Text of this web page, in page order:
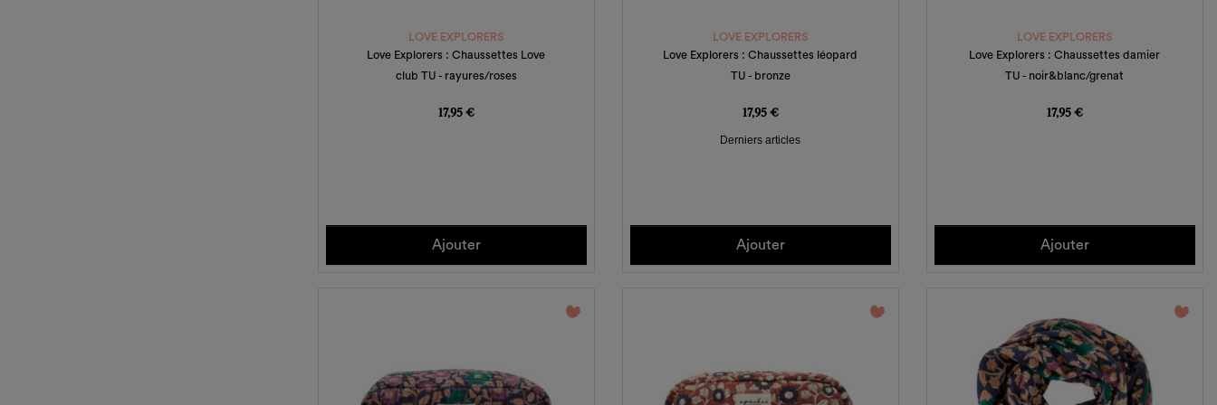
LOVE EXPLORERS
Love Explorers : Chaussettes Love
club TU - rayures/roses
17,95 €
Ajouter
LOVE EXPLORERS
Love Explorers : Chaussettes léopard
TU - bronze
17,95 €
Derniers articles
Ajouter
LOVE EXPLORERS
Love Explorers : Chaussettes damier
TU - noir&blanc/grenat
17,95 €
Ajouter
favorite_border favorite_border favorite_border